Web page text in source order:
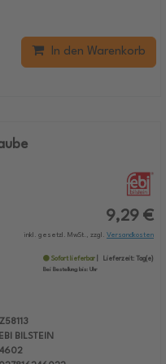
In den Warenkorb
9,29 €
inkl. gesetzl. MwSt., zzgl. Versandkosten
Sofort lieferbar Lieferzeit:
Tag(e)
Bei Bestellung bis: Uhr
BILSTEIN